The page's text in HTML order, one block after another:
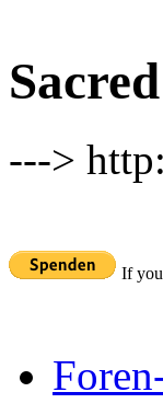
--->
If